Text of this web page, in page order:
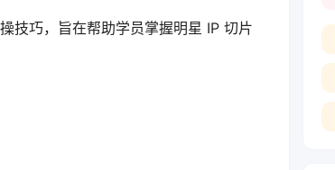
技巧，旨在帮助学员掌握明星 IP 切片